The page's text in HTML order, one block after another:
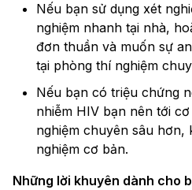
Nếu bạn sử dụng xét
nghiệm nhanh tại nhà,
đơn thuần và muốn sự
tại phòng thí nghiệm
Nếu bạn có triệu chứng
nhiễm HIV bạn nên tới
nghiệm chuyên sâu hơn,
nghiệm cơ bản.
Những lời khuyên dành cho